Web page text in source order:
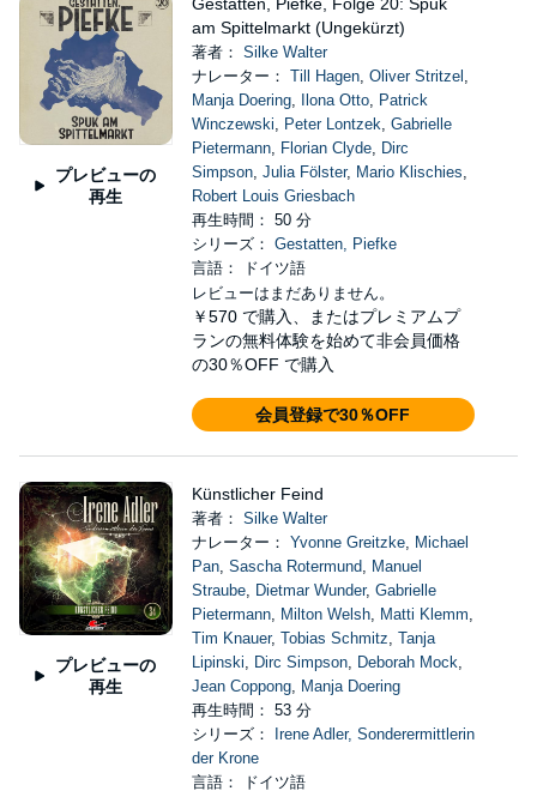
プレビューの
再生
am Spittelmarkt (Ungekürzt)
著者： Silke Walter
ナレーター： Till Hagen, Oliver Stritzel ,
Manja Doering, Ilona Otto, Patrick
Winczewski, Peter Lontzek, Gabrielle
Pietermann, Florian Clyde, Dirc
Simpson, Julia Fölster, Mario Klischies,
Robert Louis Griesbach
再生時間： 50 分
シリーズ： Gestatten, Piefke
言語： ドイツ語
レビューはまだありません。
￥570 で購入、またはプレミアムプ
ランの無料体験を始めて非会員価格
の30％OFF で購入
会員登録で30％OFF
プレビューの
再生
Künstlicher Feind
著者： Silke Walter
ナレーター： Yvonne Greitzke, Michael
Pan, Sascha Rotermund, Manuel
Straube, Dietmar Wunder, Gabrielle
Pietermann, Milton Welsh, Matti Klemm,
Tim Knauer, Tobias Schmitz, Tanja
Lipinski, Dirc Simpson, Deborah Mock,
Jean Coppong, Manja Doering
再生時間： 53 分
シリーズ：
Irene Adler, Sonderermittlerin
der Krone
言語： ドイツ語